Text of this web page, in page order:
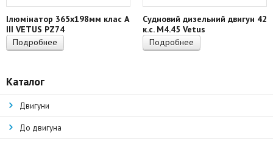
Ілюмінатор 365х198мм клас А
III VETUS PZ74
Подробнее
Судновий дизельний двигун 42
к.с. M4.45 Vetus
Подробнее
Каталог
Двигуни
До двигуна